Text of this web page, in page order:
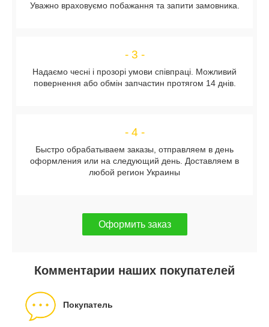
Уважно враховуємо побажання та запити замовника.
- 3 -
Надаємо чесні і прозорі умови співпраці. Можливий
повернення або обмін запчастин протягом 14 днів.
- 4 -
Быстро обрабатываем заказы, отправляем в день
оформления или на следующий день. Доставляем в
любой регион Украины
Оформить заказ
Комментарии наших покупателей
Покупатель